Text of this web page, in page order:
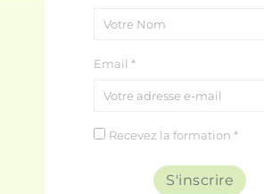
Email *
Recevez la formation *
S'inscrire